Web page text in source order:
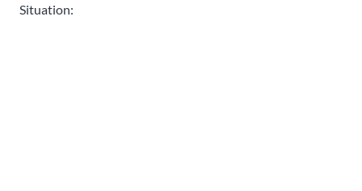
Situation: